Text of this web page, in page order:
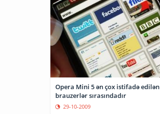
Opera Mini 5 ən çox istifadə edilən
brauzerlər sırasındadır
29-10-2009